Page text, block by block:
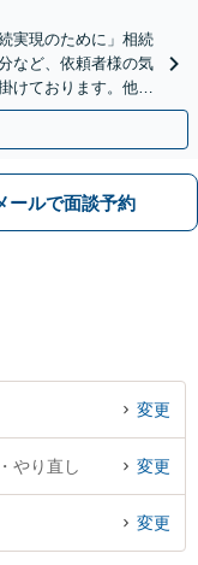
実現のために」相続
など、依頼者様の気
けております。他士
可】
ールで面談予約
変更
やり直し 変更
変更